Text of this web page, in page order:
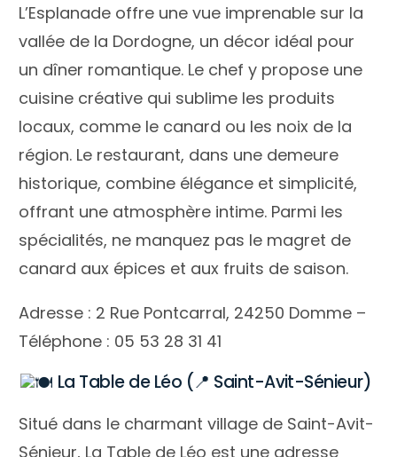
L’Esplanade offre une vue imprenable sur la
vallée de la Dordogne, un décor idéal pour
un dîner romantique. Le chef y propose une
cuisine créative qui sublime les produits
locaux, comme le canard ou les noix de la
région. Le restaurant, dans une demeure
historique, combine élégance et simplicité,
offrant une atmosphère intime. Parmi les
spécialités, ne manquez pas le magret de
canard aux épices et aux fruits de saison.
Adresse : 2 Rue Pontcarral, 24250 Domme –
Téléphone : 05 53 28 31 41
La Table de Léo (📍 Saint-Avit-Sénieur)
Situé dans le charmant village de Saint-Avit-
Sénieur, La Table de Léo est une adresse